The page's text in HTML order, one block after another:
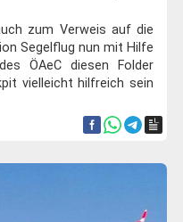
zum Verweis auf die
Segelflug nun mit Hilfe
ÖAeC diesen Folder
vielleicht hilfreich sein